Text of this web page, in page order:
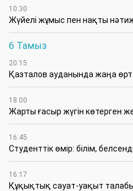
10:30
Жүйелі жұмыс пен нақты
6 Тамыз
20:15
Қазталов ауданында жаңа
18:00
Жарты ғасыр жүгін көтерген
16:45
Студенттік өмір: білім,
16:17
Құқықтық сауат-уақыт